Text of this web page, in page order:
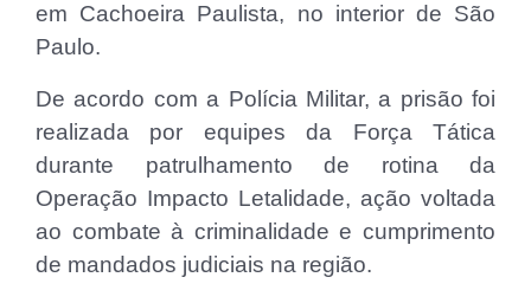
em Cachoeira Paulista, no interior de São
Paulo.
De acordo com a Polícia Militar, a prisão foi
realizada por equipes da Força Tática
durante patrulhamento de rotina da
Operação Impacto Letalidade, ação voltada
ao combate à criminalidade e cumprimento
de mandados judiciais na região.